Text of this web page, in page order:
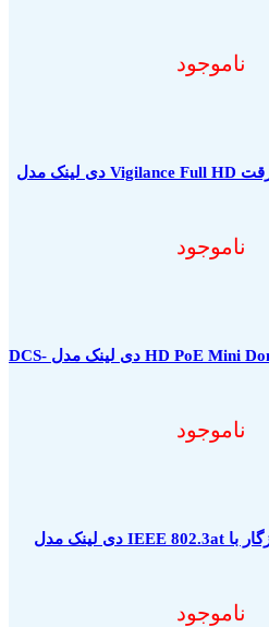
ناموجود
دوربین سقفی ضد سرقت Vigilance Full HD دی لینک مدل
ناموجود
دوربین تحت شبکه HD PoE Mini Dome دی لینک مدل DCS-
ناموجود
تزریق کننده PoE، سازگار با IEEE 802.3at دی لینک مدل
ناموجود